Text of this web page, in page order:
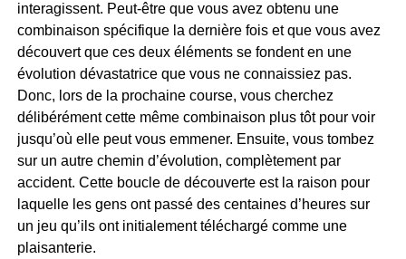
interagissent. Peut-être que vous avez obtenu une
combinaison spécifique la dernière fois et que vous avez
découvert que ces deux éléments se fondent en une
évolution dévastatrice que vous ne connaissiez pas.
Donc, lors de la prochaine course, vous cherchez
délibérément cette même combinaison plus tôt pour voir
jusqu’où elle peut vous emmener. Ensuite, vous tombez
sur un autre chemin d’évolution, complètement par
accident. Cette boucle de découverte est la raison pour
laquelle les gens ont passé des centaines d’heures sur
un jeu qu’ils ont initialement téléchargé comme une
plaisanterie.